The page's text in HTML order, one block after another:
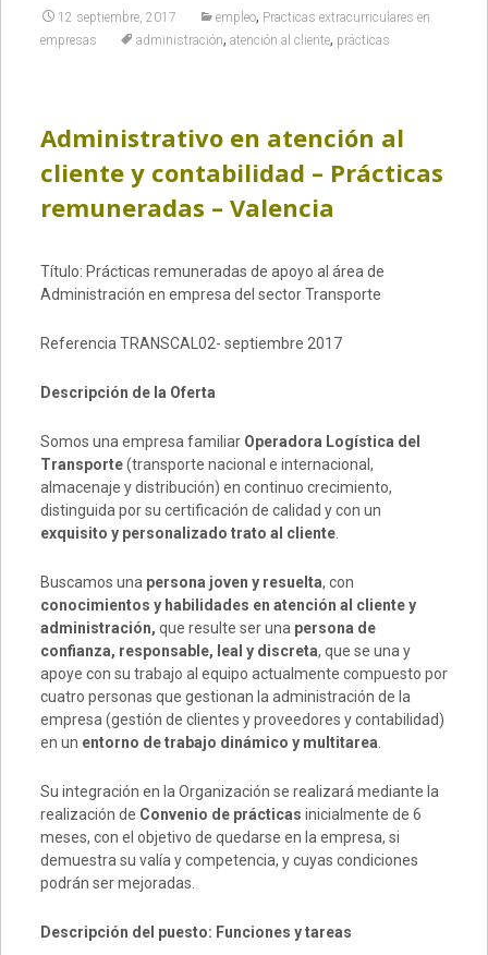
12 septiembre, 2017 empleo, Practicas extracurriculares en
empresas
administración, atención al cliente, prácticas
Administrativo en atención al
cliente y contabilidad – Prácticas
remuneradas – Valencia
Título: Prácticas remuneradas de apoyo al área de
Administración en empresa del sector Transporte
Referencia TRANSCAL02- septiembre 2017
Descripción de la Oferta
Somos una empresa familiar Operadora Logística del
Transporte(transporte nacional e internacional,
almacenaje y distribución) en continuo crecimiento,
distinguida por su certificación de calidad y con un
exquisito y personalizado trato al cliente.
Buscamos una persona joven y resuelta, con
conocimientos y habilidades en atención al cliente y
administración, que resulte ser una persona de
confianza, responsable, leal y discreta, que se una y
apoye con su trabajo al equipo actualmente compuesto por
cuatro personas que gestionan la administración de la
empresa (gestión de clientes y proveedores y contabilidad)
en un entorno de trabajo dinámico y multitarea
Su integración en la Organización se realizará mediante la
realización de Convenio de prácticas inicialmente de 6
meses, con el objetivo de quedarse en la empresa, si
demuestra su valía y competencia, y cuyas condiciones
podrán ser mejoradas.
Descripción del puesto: Funciones y tareas